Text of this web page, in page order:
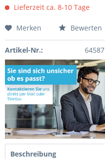
Lieferzeit ca. 8-10 Tage
Merken Bewerten
Artikel-Nr.: 64587
Beschreibung